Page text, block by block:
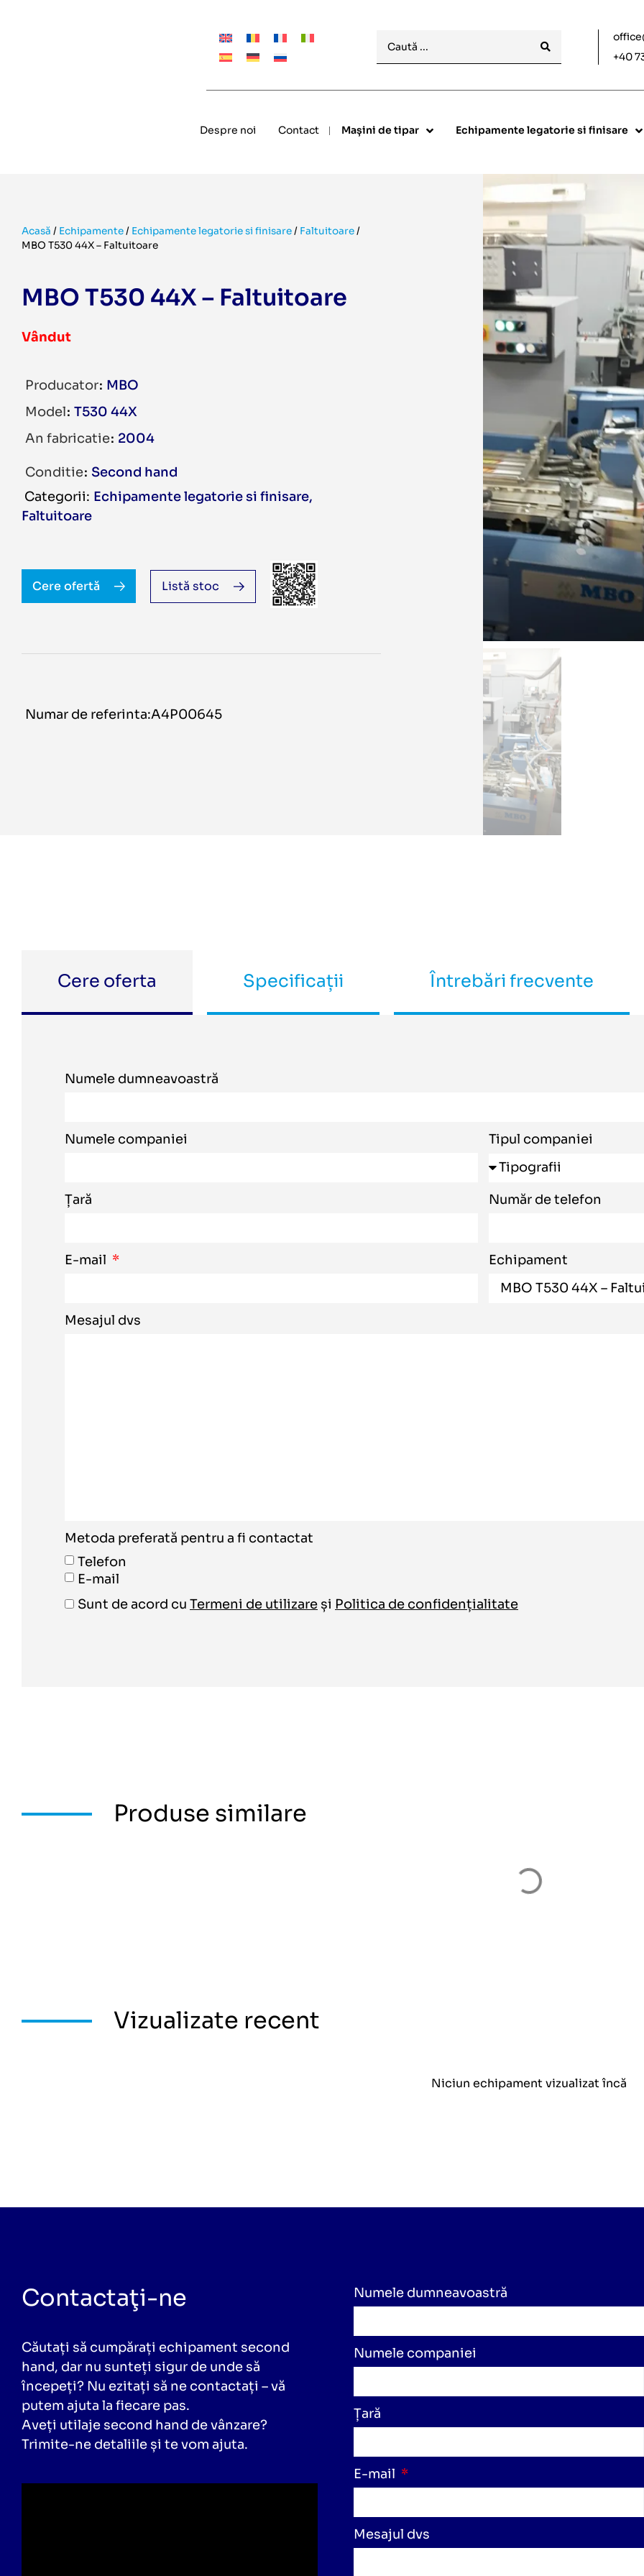
+40
Despre noi Contact Mașini de tipar Echipamente legatorie si finisare
Acasă / Echipamente/ Echipamente legatorie si finisare/ Faltuitoare/
MBO T530 44X – Faltuitoare
MBO T530 44X – Faltuitoare
Vândut
Producator MBO
Model T530 44X
An fabricatie 2004
Conditie Second hand
Echipamente legatorie si finisare
Faltuitoare
Cere ofertă Listă stoc
Numar de referinta:A4P00645
Cere oferta Specificații Întrebări frecvente
Numele dumneavoastră
Numele companiei Tipul companiei
Țară Număr de telefon
E-mail Echipament
Mesajul dvs
Metoda preferată pentru a fi contactat
Telefon
E-mail
Sunt de acord cu Termeni de utilizare și Politica de confidențialitate
Produse similare
Vizualizate recent
Niciun echipament vizualizat încă
Contactaţi-ne
Căutați să cumpărați echipament second
hand, dar nu sunteți sigur de unde să
începeți? Nu ezitați să ne contactați – vă
putem ajuta la fiecare pas.
Aveți utilaje second hand de vânzare?
Trimite-ne detaliile și te vom ajuta.
Numele dumneavoastră
Numele companiei
Țară
E-mail
Mesajul dvs